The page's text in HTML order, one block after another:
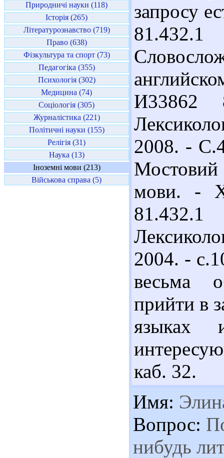
Природничі науки (118)
Історія (265)
Літературознавство (719)
Право (638)
Фізкультура та спорт (73)
Педагогіка (355)
Психологія (302)
Медицина (74)
Соціологія (305)
Журналістика (221)
Політичні науки (155)
Релігія (31)
Наука (13)
Іноземні мови (213)
Військова справа (5)
запросу
И33862
2008. -
Мостовий
мови. -
2004. -
весьма
прийти в
языках
каб. 32.
Имя:
Вопрос:
нибудь